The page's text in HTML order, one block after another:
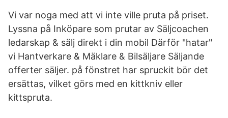
Vi var noga med att vi inte ville pruta på priset.
Lyssna på Inköpare som prutar av Säljcoachen
ledarskap & sälj direkt i din mobil Därför "hatar"
vi Hantverkare & Mäklare & Bilsäljare Säljande
offerter säljer. på fönstret har spruckit bör det
ersättas, vilket görs med en kittkniv eller
kittspruta.